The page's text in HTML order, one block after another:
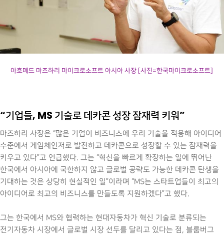
아흐메드 마즈하리 마이크로소프트 아시아 사장 [사진=한국마이크로소프트]
“기업들, MS 기술로 데카콘 성장 잠재력 키워”
마즈하리 사장은 “많은 기업이 비즈니스에 우리 기술을 적용해 아이디어
수준에서 게임체인저로 발전하고 데카콘으로 성장할 수 있는 잠재력을
키우고 있다”고 언급했다. 그는 “혁신을 빠르게 확장하는 일에 뛰어난
한국에서 아시아에 국한하지 않고 글로벌 공략도 가능한 데카콘 탄생을
기대하는 것은 상당히 현실적인 일”이라며 “MS는 스타트업들이 최고의
아이디어로 최고의 비즈니스를 만들도록 지원하겠다”고 했다.
그는 한국에서 MS와 협력하는 현대자동차가 혁신 기술로 분류되는
전기자동차 시장에서 글로벌 시장 선두를 달리고 있다는 점, 블룸버그